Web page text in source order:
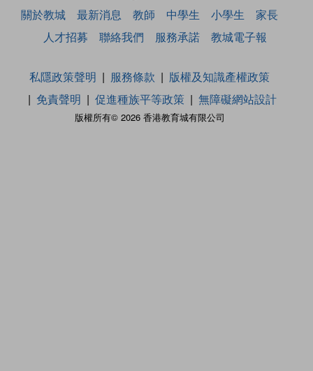
關於教城 最新消息 教師 中學生 小學生
家長
人才招募
聯絡我們 服務承諾 教城電子報
版權所有© 2026 香港教育城有限公司
私隱政策聲明 服務條款
版權及知識產權政策
免責聲明
促進種族平等政策 無障礙網站設計